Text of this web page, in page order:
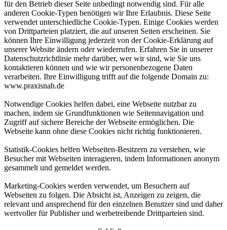
für den Betrieb dieser Seite unbedingt notwendig sind. Für alle
anderen Cookie-Typen benötigen wir Ihre Erlaubnis. Diese Seite
verwendet unterschiedliche Cookie-Typen. Einige Cookies werden
von Drittparteien platziert, die auf unseren Seiten erscheinen. Sie
können Ihre Einwilligung jederzeit von der Cookie-Erklärung auf
unserer Website ändern oder wiederrufen. Erfahren Sie in unserer
Datenschutzrichtlinie mehr darüber, wer wir sind, wie Sie uns
kontaktieren können und wie wir personenbezogene Daten
verarbeiten. Ihre Einwilligung trifft auf die folgende Domain zu:
www.praxisnah.de
Notwendige Cookies helfen dabei, eine Webseite nutzbar zu
machen, indem sie Grundfunktionen wie Seitennavigation und
Zugriff auf sichere Bereiche der Webseite ermöglichen. Die
Webseite kann ohne diese Cookies nicht richtig funktionieren.
Statistik-Cookies helfen Webseiten-Besitzern zu verstehen, wie
Besucher mit Webseiten interagieren, indem Informationen anonym
gesammelt und gemeldet werden.
Marketing-Cookies werden verwendet, um Besuchern auf
Webseiten zu folgen. Die Absicht ist, Anzeigen zu zeigen, die
relevant und ansprechend für den einzelnen Benutzer sind und daher
wertvoller für Publisher und werbetreibende Drittparteien sind.